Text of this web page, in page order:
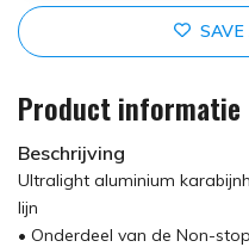
SAVE
Product informatie
Beschrijving
Ultralight aluminium
lijn
• Onderdeel van de Non-